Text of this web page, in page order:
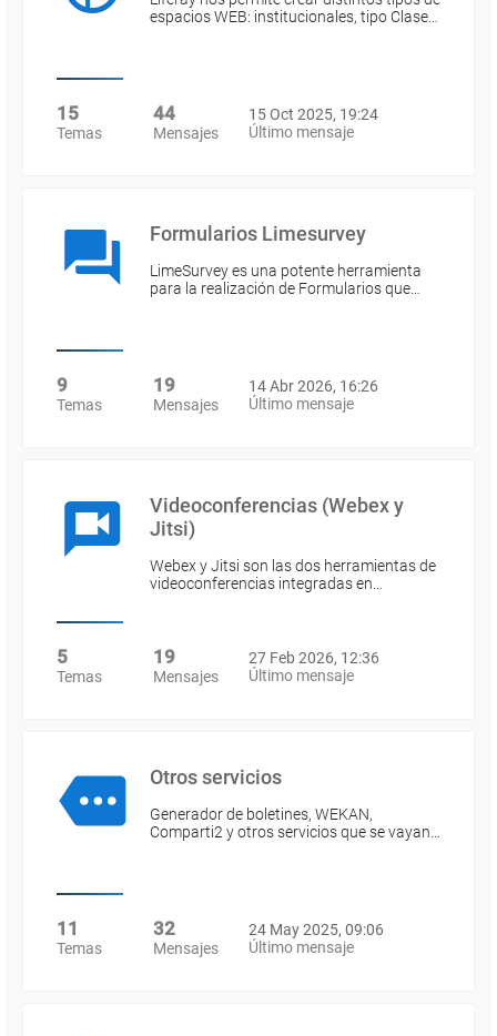
espacios WEB: institucionales, tipo Clase…
15
Temas
44
Mensajes
15 Oct 2025, 19:24
Último mensaje
Formularios Limesurvey
LimeSurvey es una potente herramienta
para la realización de Formularios que…
9
Temas
19
Mensajes
14 Abr 2026, 16:26
Último mensaje
Videoconferencias (Webex y
Jitsi)
Webex y Jitsi son las dos herramientas de
videoconferencias integradas en…
5
Temas
19
Mensajes
27 Feb 2026, 12:36
Último mensaje
Otros servicios
Generador de boletines, WEKAN,
Comparti2 y otros servicios que se vayan…
11
Temas
32
Mensajes
24 May 2025, 09:06
Último mensaje